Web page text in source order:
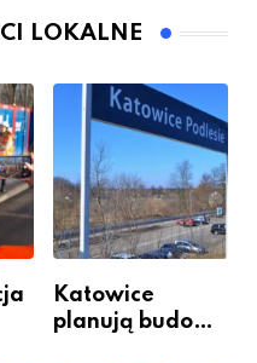
LOKALNE
Katowice
planują budowę